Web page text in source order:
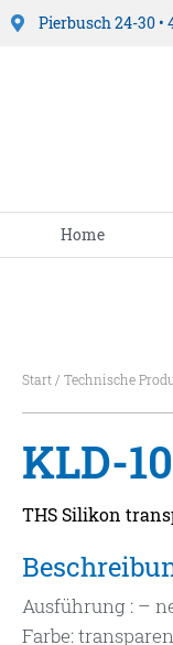
Pierbusch 24-30 •
Home
Start / Technische
KLD-
THS Silikon
Ausführung : –
Farbe: